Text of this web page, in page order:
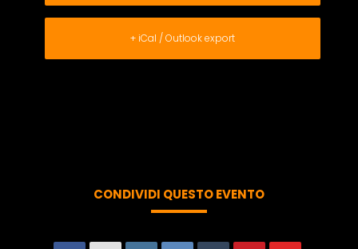
+ iCal / Outlook export
CONDIVIDI QUESTO EVENTO